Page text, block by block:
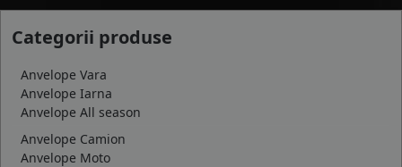
Categorii produse
Anvelope Vara
Anvelope Iarna
Anvelope All season
Anvelope Camion
Anvelope Moto